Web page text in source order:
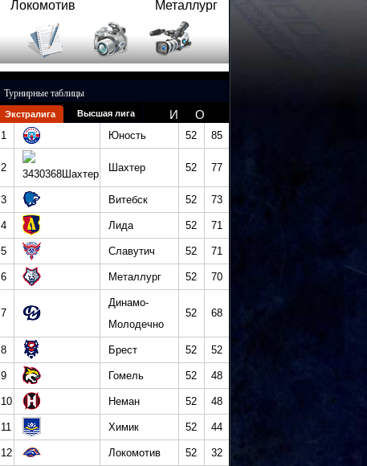
Локомотив Металлург
Турнирные таблицы
Экстралига Высшая лига И О
1 Юность 52 85
2 Шахтер 52 77
3 Витебск 52 73
4 Лида 52 71
5 Славутич 52 71
6 Металлург 52 70
7
Динамо-
Молодечно
52 68
8 Брест 52 52
9 Гомель 52 48
10 Неман 52 48
11 Химик 52 44
12 Локомотив 52 32